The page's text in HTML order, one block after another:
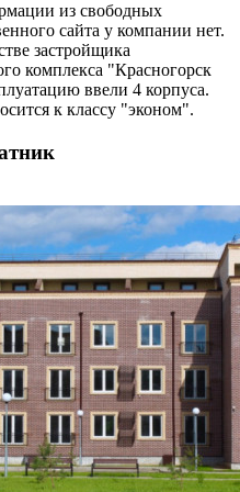
из свободных
сайта у компании нет.
застройщика
комплекса "Красногорск
ввели 4 корпуса.
к классу "эконом".